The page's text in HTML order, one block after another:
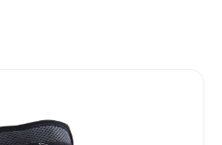
plusieurs